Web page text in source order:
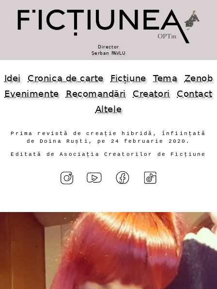
Director
Șerban PAVLU
Idei Cronica de carte Ficțiune Tema
Zenob
Evenimente
Recomandări Creatori
Contact
Altele
Prima revistă de creație hibridă, înființată
de Doina Ruști, pe 24 februarie 2020.
Editată de Asociația Creatorilor de Ficțiune